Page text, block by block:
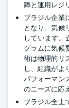
障と運用レジ
ブラジル企業
となり、気候
しています。
グラムに気候
術は物理的リ
し、組織がよ
パフォーマン
のニーズに応
ブラジル全土